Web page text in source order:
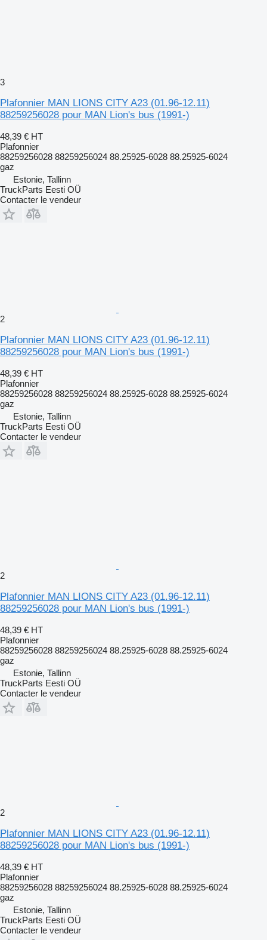
3
Plafonnier MAN LIONS CITY A23 (01.96-12.11)
88259256028 pour MAN Lion's bus (1991-)
48,39 € HT
Plafonnier
88259256028 88259256024 88.25925-6028 88.25925-6024
gaz
Estonie, Tallinn
TruckParts Eesti OÜ
Contacter le vendeur
2
Plafonnier MAN LIONS CITY A23 (01.96-12.11)
88259256028 pour MAN Lion's bus (1991-)
48,39 € HT
Plafonnier
88259256028 88259256024 88.25925-6028 88.25925-6024
gaz
Estonie, Tallinn
TruckParts Eesti OÜ
Contacter le vendeur
2
Plafonnier MAN LIONS CITY A23 (01.96-12.11)
88259256028 pour MAN Lion's bus (1991-)
48,39 € HT
Plafonnier
88259256028 88259256024 88.25925-6028 88.25925-6024
gaz
Estonie, Tallinn
TruckParts Eesti OÜ
Contacter le vendeur
2
Plafonnier MAN LIONS CITY A23 (01.96-12.11)
88259256028 pour MAN Lion's bus (1991-)
48,39 € HT
Plafonnier
88259256028 88259256024 88.25925-6028 88.25925-6024
gaz
Estonie, Tallinn
TruckParts Eesti OÜ
Contacter le vendeur